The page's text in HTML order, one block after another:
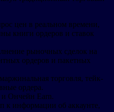
цен в реальном времени,
книги ордеров и ставок
рыночных сделок на
ордеров и пакетных
торговля, тейк-
ордера.
и Ончейн Earn.
к информации об аккаунте,